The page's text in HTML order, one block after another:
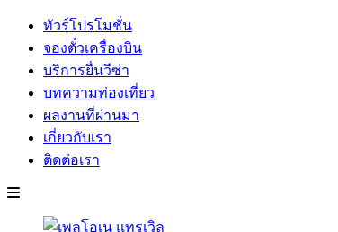
ทัวร์โปรโมชั่น
จองตั๋วเครื่องบิน
บริการยื่นวีซ่า
บทความท่องเที่ยว
ผลงานที่ผ่านมา
เกี่ยวกับเรา
ติดต่อเรา